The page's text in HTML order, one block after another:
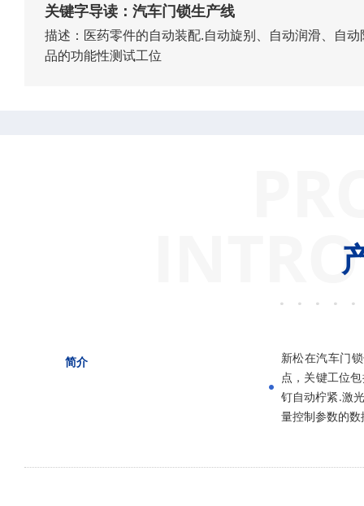
关键字导读：汽车门锁生产线
描述：医药零件的自动装配.自动旋别、自动润滑、自
品的功能性测试工位
简介
新松在汽车门
点，关键工位
钉自动柠紧.激
量控制参数的